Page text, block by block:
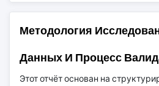
Методология
Данных И Процесс
Этот отчёт основан на